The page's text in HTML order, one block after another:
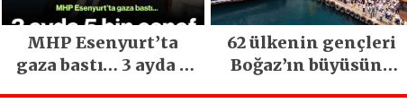
MHP Esenyurt’ta
gaza bastı… 3 ayda 5
62 ülkenin gençleri
Boğaz’ın büyüsüne